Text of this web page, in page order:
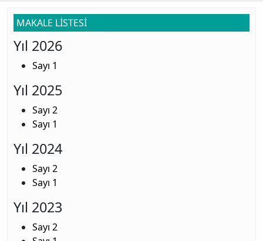
MAKALE LİSTESİ
Yıl 2026
Sayı 1
Yıl 2025
Sayı 2
Sayı 1
Yıl 2024
Sayı 2
Sayı 1
Yıl 2023
Sayı 2